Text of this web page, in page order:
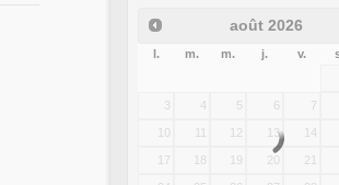
août 2026
l. m. m. j. v.
3 4 5 6 7
10 11 12 13 14
17 18 19 20 21